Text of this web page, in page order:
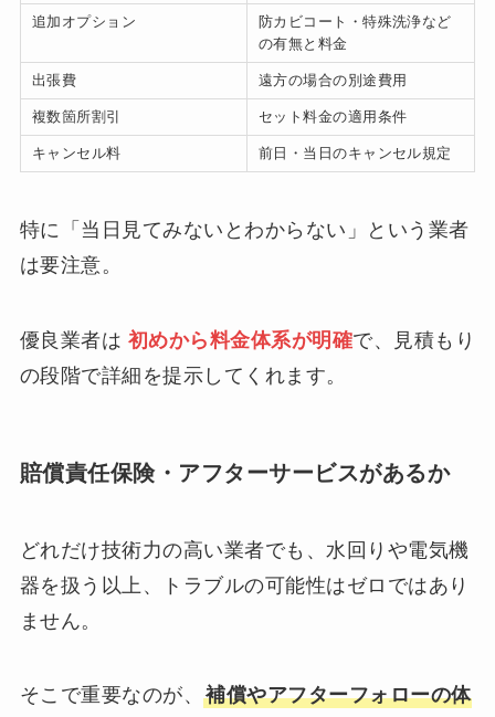
追加オプション
防カビコート・特殊洗浄など
の有無と料金
出張費 遠方の場合の別途費用
複数箇所割引 セット料金の適用条件
キャンセル料 前日・当日のキャンセル規定
特に「当日見てみないとわからない」という業者
は要注意。
優良業者は 初めから料金体系が明確で、見積もり
の段階で詳細を提示してくれます。
賠償責任保険・アフターサービスがあるか
どれだけ技術力の高い業者でも、水回りや電気機
器を扱う以上、トラブルの可能性はゼロではあり
ません。
そこで重要なのが、補償やアフターフォローの体